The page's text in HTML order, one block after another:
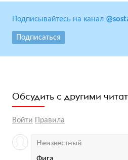
Подписывайтесь на канал
Подписаться
Обсудить с другими
Войти Правила
Неизвестный